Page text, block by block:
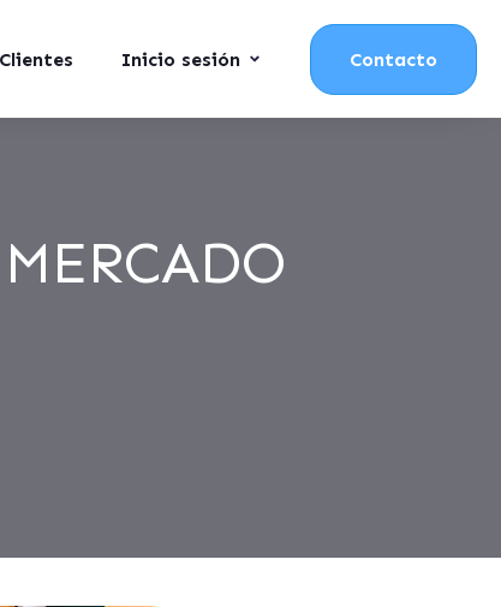
Clientes Inicio sesión Contacto